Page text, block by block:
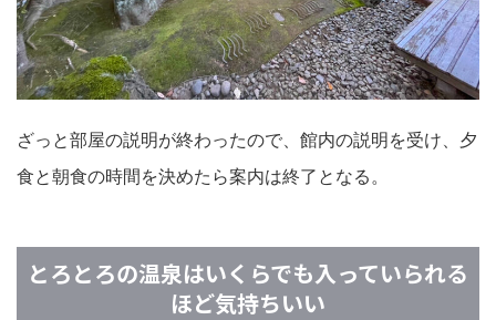
ざっと部屋の説明が終わったので、館内の説明を受け、夕
食と朝食の時間を決めたら案内は終了となる。
とろとろの温泉はいくらでも入っていられる
ほど気持ちいい